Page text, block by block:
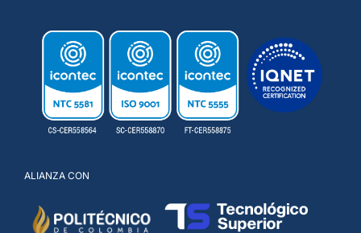
ALIANZA CON